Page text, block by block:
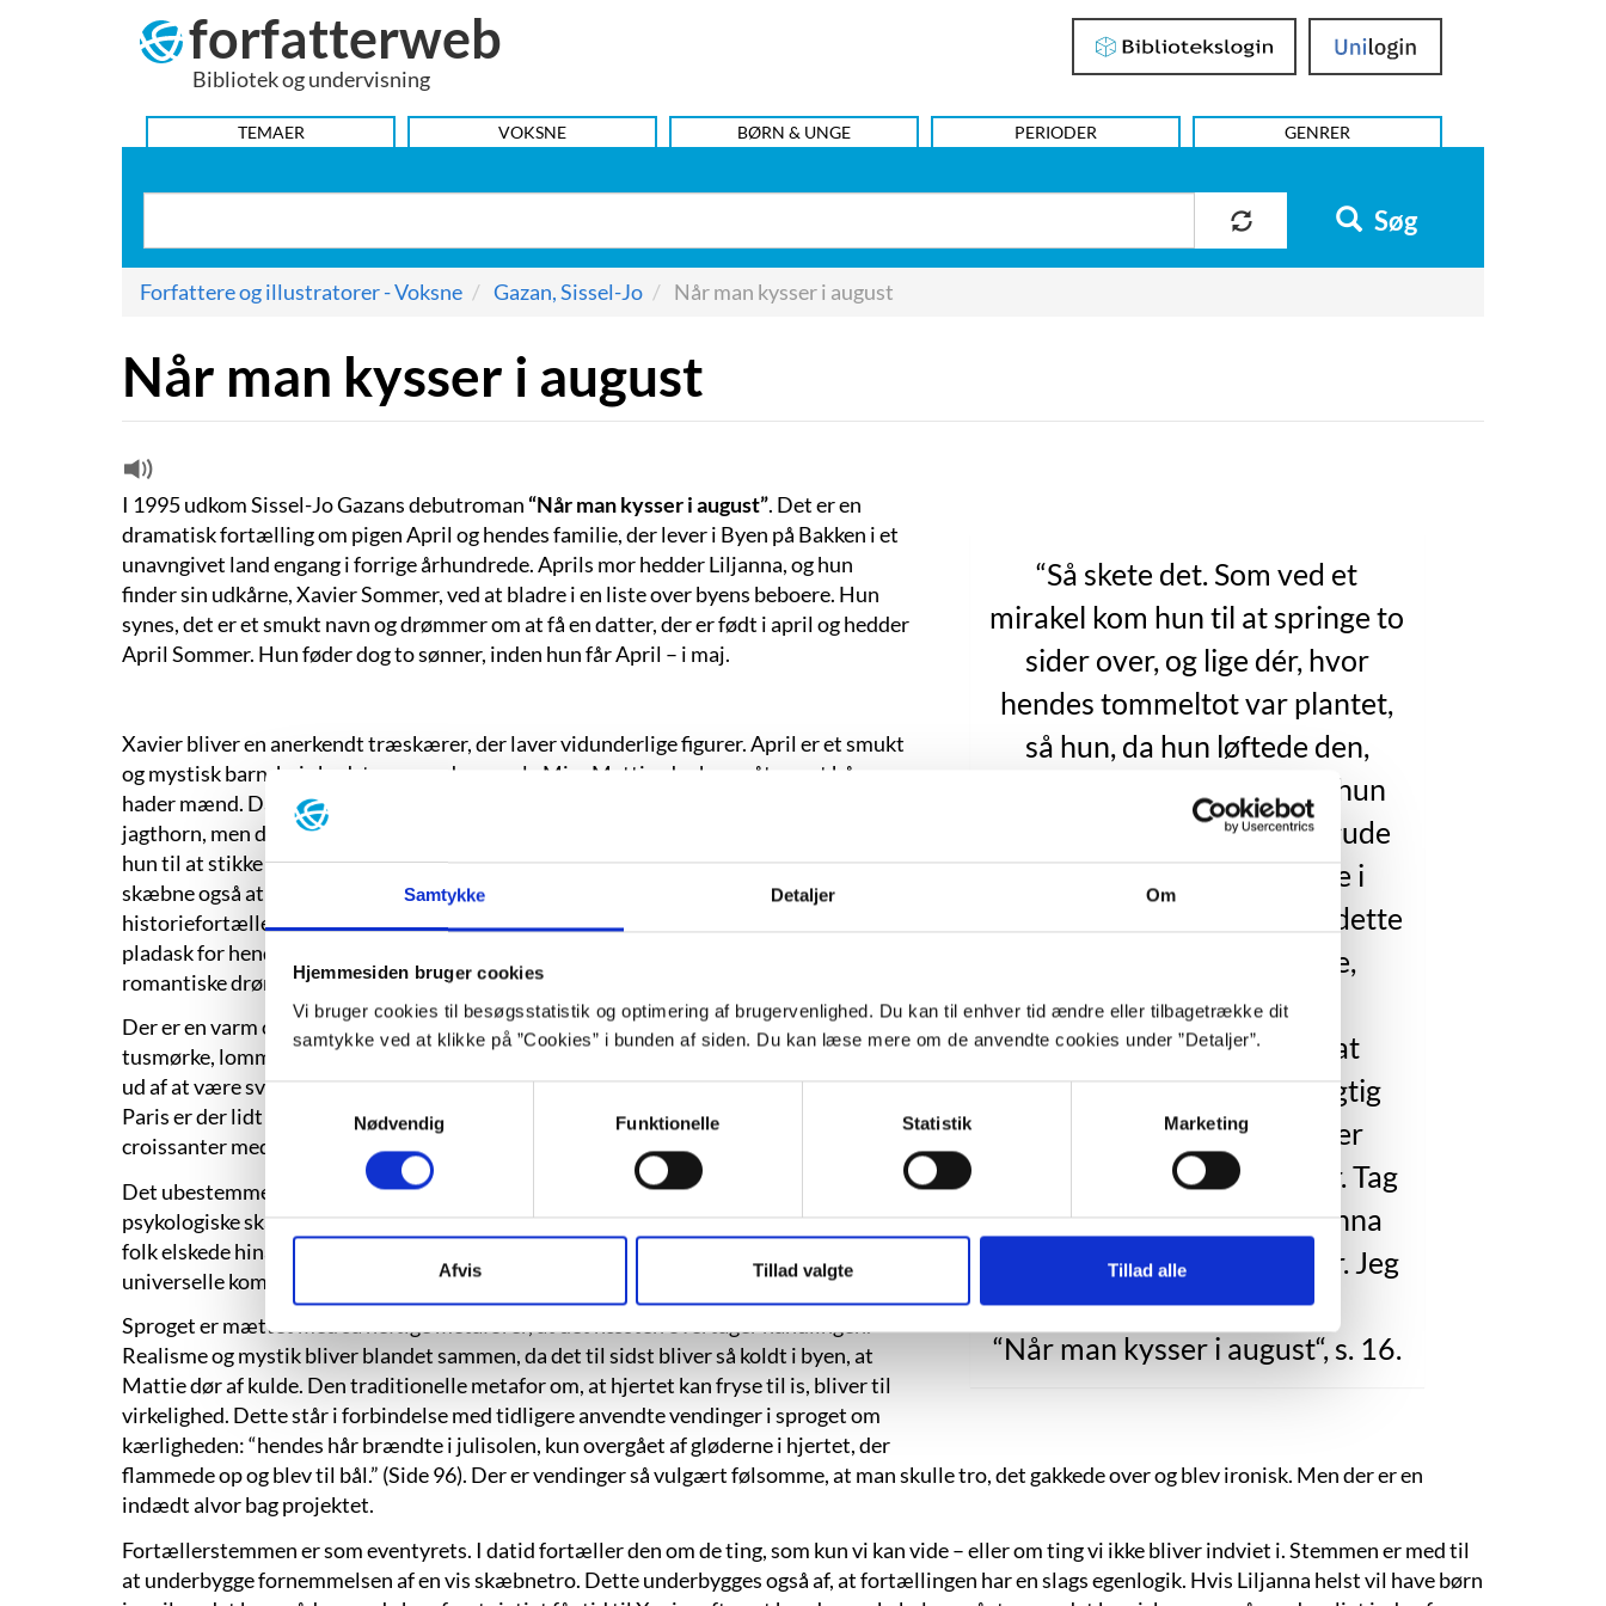
Samtykke Detaljer Om
Hjemmesiden bruger cookies
Vi bruger cookies til besøgsstatistik og optimering af brugervenlighed. Du kan til enhver tid ændre eller tilbagetrække dit
samtykke ved at klikke på ”Cookies” i bunden af siden. Du kan læse mere om de anvendte cookies under ”Detaljer”.
Nødvendig
Funktionelle Statistik Marketing
Afvis Tillad valgte Tillad alle
forfatterweb
Bibliotek og undervisning
Bibliotekslogin UniLogin
HOVEDMENU
TEMAER VOKSNE BØRN & UNGE PERIODER GENRER
Søg
Forfattere og illustratorer - Voksne Gazan, Sissel-Jo Når man kysser i august
Når man kysser i august
“Så skete det. Som ved et
mirakel kom hun til at springe to
sider over, og lige dér, hvor
hendes tommeltot var plantet,
så hun, da hun løftede den,
navnet på det menneske, hun
ville bruge sit liv på at forgude
og elske. Som en let brise i
hovedbunden løb lyden af dette
navn langs hendes arme,
hvilede let på hendes
brystvorter for til sidst at
forgrene sig som hybenagtig
kløe i hendes krop. Xavier
Sommer. Xavier. Åh, Xavier. Tag
dig sammen, Xavier! Liljanna
Sommer. Liljanna og Xavier. Jeg
elsker dig, Xavier.”
“Når man kysser i august“, s. 16.
I 1995 udkom Sissel-Jo Gazans debutroman “Når man kysser i august”. Det er en
dramatisk fortælling om pigen April og hendes familie, der lever i Byen på Bakken i et
unavngivet land engang i forrige århundrede. Aprils mor hedder Liljanna, og hun
finder sin udkårne, Xavier Sommer, ved at bladre i en liste over byens beboere. Hun
synes, det er et smukt navn og drømmer om at få en datter, der er født i april og hedder
April Sommer. Hun føder dog to sønner, inden hun får April – i maj.
Xavier bliver en anerkendt træskærer, der laver vidunderlige figurer. April er et smukt
og mystisk barn, hvis bedste ven er den gamle Miss Mattie, der har gråt opsat hår og
hader mænd. Da April er blevet ældre, får Miss Mattie en lysekrone, der er lavet af
jagthorn, men da April tager den med hjem for at få Xavier til at reparere den, kommer
hun til at stikke begge hans øjne ud med de skarpe spidser. Nu ser April det som sin
skæbne også at blive træskærer, så hun kan hjælpe sin far. Hun er ydermere en dygtig
historiefortæller, og Valiant, der indtil da kun har haft forhold til andre mænd, falder
pladask for hende til en sommerfest. Kærligheden er et vægtigt tema, og den
romantiske drøm om den eneste ene ligger som konstant undertone i romanen.
Der er en varm og lidt gammeldags stemning i romanen malet med ord som lilla,
tusmørke, lommekniv og ‘sydvest af koskind’. Det er, som om romanen selv gør noget
ud af at være svært bestemmelig i tid og sted. I beskrivelsen af Valentins ungdom i
Paris er der lidt mere miljø og genkendelige signaturer som: Gauloise-cigaretter,
croissanter med marcipan og café au lait.
Det ubestemmelige miljø på bakken kan skyldes ambitionen om at hæve personernes
psykologiske skæbner op til noget alment. Det er ikke en historisk roman om, hvordan
folk elskede hinanden i gamle dage, men et forsøg på at indfange menneskelivets
universelle komplikationer.
Sproget er mættet med så heftige metaforer, at det næsten overtager handlingen.
Realisme og mystik bliver blandet sammen, da det til sidst bliver så koldt i byen, at
Mattie dør af kulde. Den traditionelle metafor om, at hjertet kan fryse til is, bliver til
virkelighed. Dette står i forbindelse med tidligere anvendte vendinger i sproget om
kærligheden: “hendes hår brændte i julisolen, kun overgået af gløderne i hjertet, der
flammede op og blev til bål.” (Side 96). Der er vendinger så vulgært følsomme, at man skulle tro, det gakkede over og blev ironisk. Men der er en
indædt alvor bag projektet.
Fortællerstemmen er som eventyrets. I datid fortæller den om de ting, som kun vi kan vide – eller om ting vi ikke bliver indviet i. Stemmen er med til
at underbygge fornemmelsen af en vis skæbnetro. Dette underbygges også af, at fortællingen har en slags egenlogik. Hvis Liljanna helst vil have børn